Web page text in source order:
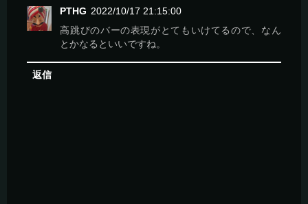
PTHG 2022/10/17 21:15:00
高跳びのバーの表現がとてもいけてるので、なん
とかなるといいですね。
返信